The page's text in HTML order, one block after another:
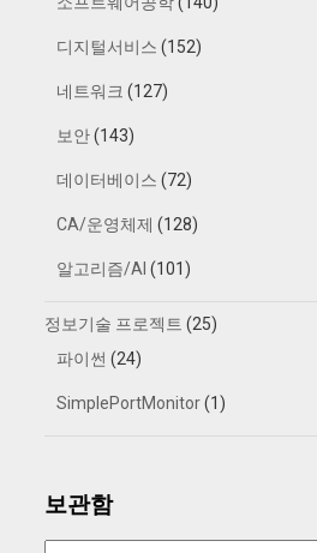
디지털서비스 (152)
네트워크 (127)
보안(143)
데이터베이스 (72)
CA/운영체제 (128)
알고리즘/AI (101)
정보기술 프로젝트 (25)
파이썬 (24)
SimplePortMonitor(1)
보관함